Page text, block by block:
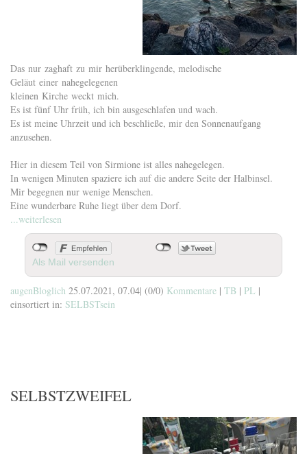
Das nur zaghaft zu mir herüberklingende, melodische
Geläut einer nahegelegenen
kleinen Kirche weckt mich.
Es ist fünf Uhr früh, ich bin ausgeschlafen und wach.
Es ist meine Uhrzeit und ich beschließe, mir den Sonnenaufgang
anzusehen.
Hier in diesem Teil von Sirmione ist alles nahegelegen.
In wenigen Minuten spaziere ich auf die andere Seite der Halbinsel.
Mir begegnen nur wenige Menschen.
Eine wunderbare Ruhe liegt über dem Dorf.
...weiterlesen
Als Mail versenden
augenBloglich 25.07.2021, 07.04| (0/0) Kommentare | TB | PL |
einsortiert in: SELBSTsein
SELBSTZWEIFEL